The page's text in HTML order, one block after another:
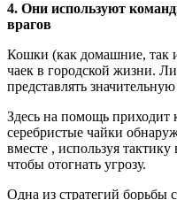
4. Они используют
врагов
Кошки (как домашние, так
чаек в городской жизни.
представлять значительную
Здесь на помощь приходит
серебристые чайки
вместе , используя
чтобы отогнать угрозу.
Одна из стратегий борьбы